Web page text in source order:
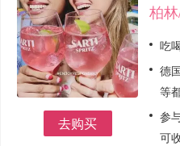
去购买
柏
吃
德
等
参
可